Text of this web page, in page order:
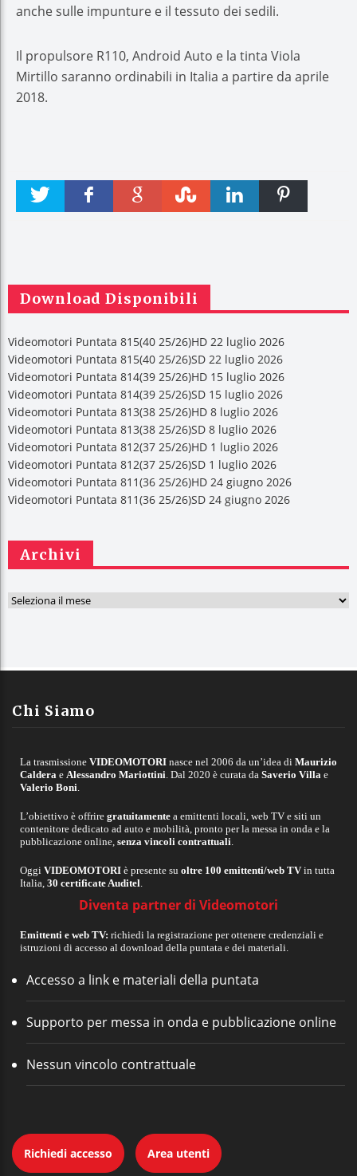
anche sulle impunture e il tessuto dei sedili.
Il propulsore R110, Android Auto e la tinta Viola
Mirtillo saranno ordinabili in Italia a partire da aprile
2018.
Download Disponibili
Videomotori Puntata 815(40 25/26)HD 22 luglio 2026
Videomotori Puntata 815(40 25/26)SD 22 luglio 2026
Videomotori Puntata 814(39 25/26)HD 15 luglio 2026
Videomotori Puntata 814(39 25/26)SD 15 luglio 2026
Videomotori Puntata 813(38 25/26)HD 8 luglio 2026
Videomotori Puntata 813(38 25/26)SD 8 luglio 2026
Videomotori Puntata 812(37 25/26)HD 1 luglio 2026
Videomotori Puntata 812(37 25/26)SD 1 luglio 2026
Videomotori Puntata 811(36 25/26)HD 24 giugno 2026
Videomotori Puntata 811(36 25/26)SD 24 giugno 2026
Archivi
A
vChi Siamo
La trasmissione VIDEOMOTORI nasce nel 2006 da un’idea di Maurizio
Caldera e Alessandro Mariottini . Dal 2020 è curata da Saverio Villa e
Valerio Boni
L’obiettivo è offrire gratuitamente a emittenti locali, web TV e siti un
contenitore dedicato ad auto e mobilità, pronto per la messa in onda e la
pubblicazione online, senza vincoli contrattuali
Oggi VIDEOMOTORI è presente su oltre 100 emittenti/web TVin tutta
Italia, 30 certificate Auditel
Diventa partner di Videomotori
Emittenti e web TV: richiedi la registrazione per ottenere credenziali e
istruzioni di accesso al download della puntata e dei materiali.
Accesso a link e materiali della puntata
Supporto per messa in onda e pubblicazione online
Nessun vincolo contrattuale
Richiedi accesso Area utenti